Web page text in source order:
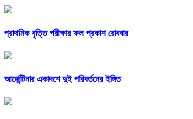
প্রাথমিক বৃত্তি পরীক্ষার ফল প্রকাশ রোববার
আর্জেন্টিনার একাদশে দুই পরিবর্তনের ইঙ্গিত